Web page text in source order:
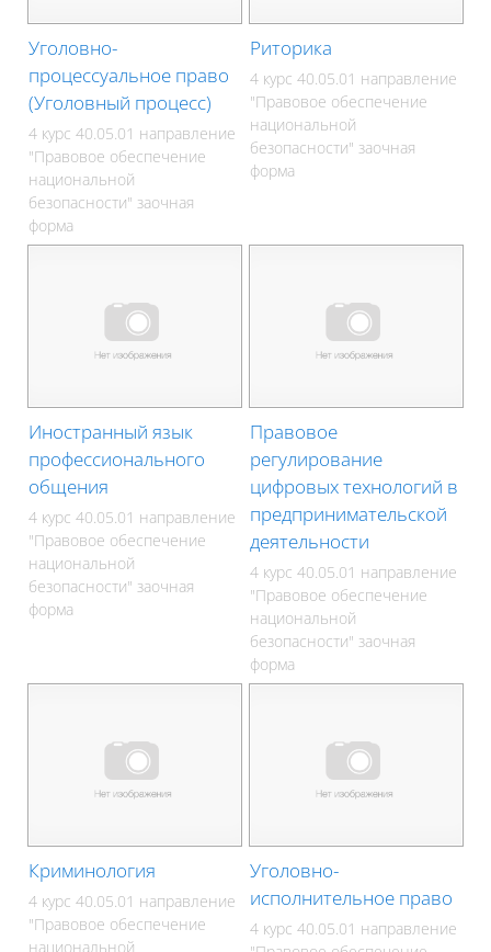
Уголовно-
процессуальное право
(Уголовный процесс)
4 курс 40.05.01 направление
"Правовое обеспечение
национальной
безопасности" заочная
форма
Риторика
4 курс 40.05.01 направление
"Правовое обеспечение
национальной
безопасности" заочная
форма
Иностранный язык
профессионального
общения
4 курс 40.05.01 направление
"Правовое обеспечение
национальной
безопасности" заочная
форма
Правовое
регулирование
цифровых технологий в
предпринимательской
деятельности
4 курс 40.05.01 направление
"Правовое обеспечение
национальной
безопасности" заочная
форма
Криминология
4 курс 40.05.01 направление
"Правовое обеспечение
национальной
Уголовно-
исполнительное право
4 курс 40.05.01 направление